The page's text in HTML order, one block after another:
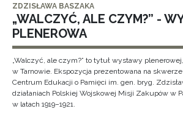
ZDZISŁAWA BASZAKA
„WALCZYĆ, ALE CZYM?” -
PLENEROWA
„Walczyć, ale czym?” to tytuł wystawy
w Tarnowie. Ekspozycja prezentowana na
Centrum Edukacji o Pamięci im. gen. bryg.
działaniach Polskiej Wojskowej Misji Zakupów w
w latach 1919–1921.